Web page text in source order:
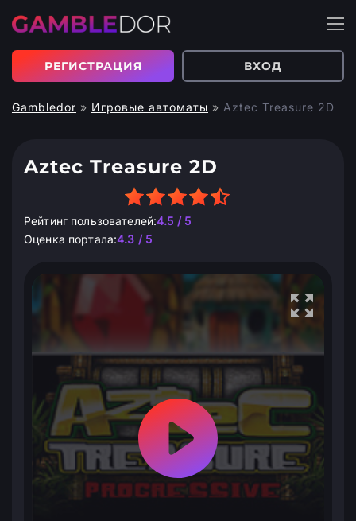
РЕГИСТРАЦИЯ ВХОД
Gambledor » Игровые автоматы » Aztec Treasure 2D
Aztec Treasure 2D
Рейтинг пользователей:4.5 / 5
Оценка портала:4.3 / 5